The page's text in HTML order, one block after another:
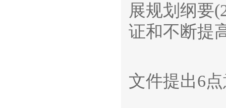
展规划纲要
证和不断提
文件提出6